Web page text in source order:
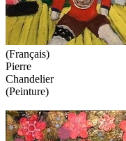
(Français)
Pierre
Chandelier
(Peinture)